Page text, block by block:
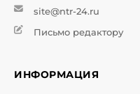
site@ntr-24.ru
Письмо редактору
ИНФОРМАЦИЯ